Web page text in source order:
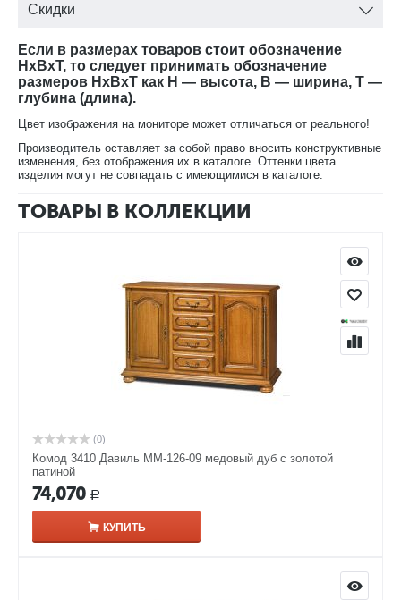
смотреться не только на антикварных предметах, но и на
В нашем интернет-магазине Вы можете купить шкаф с
витриной Давиль 1240 ММ-126-49 с доставкой на дом.
Скидки
Если в размерах товаров стоит обозначение
HxBxT, то следует принимать обозначение
размеров HxBxT как H — высота, B — ширина, T —
глубина (длина).
Цвет изображения на мониторе может отличаться от реального!
Производитель оставляет за собой право вносить конструктивные
изменения, без отображения их в каталоге. Оттенки цвета
изделия могут не совпадать с имеющимися в каталоге.
ТОВАРЫ В КОЛЛЕКЦИИ
(0)
Комод 3410 Давиль ММ-126-09 медовый дуб с золотой
патиной
74,070 Р
КУПИТЬ